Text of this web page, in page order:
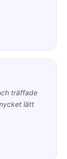
träffade
lätt